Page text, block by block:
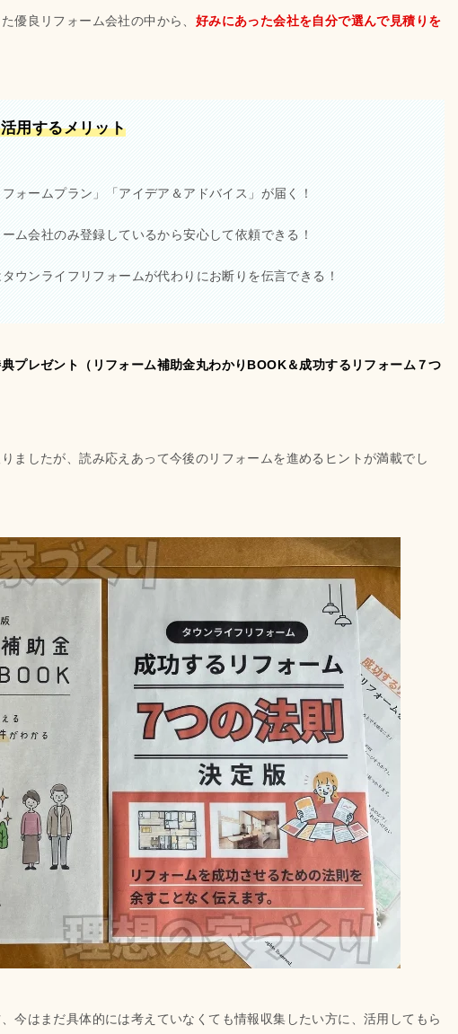
優良リフォーム会社の中から、 好みにあった会社を自分で選んで見積りを
用するメリット
ォームプラン」「アイデア＆アドバイス」が届く！
ム会社のみ登録しているから安心して依頼できる！
ウンライフリフォームが代わりにお断りを伝言できる！
典プレゼント（リフォーム補助金丸わかりBOOK＆成功するリフォーム７つ
ましたが、読み応えあって今後のリフォームを進めるヒントが満載でし
今はまだ具体的には考えていなくても情報収集したい方に、活用してもら